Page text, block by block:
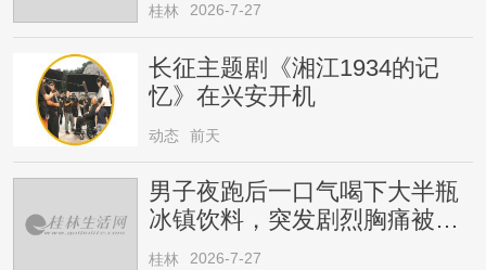
桂林 2026-7-27
长征主题剧《湘江1934的记
忆》在兴安开机
动态 前天
男子夜跑后一口气喝下大半瓶
冰镇饮料，突发剧烈胸痛被送
医！医生提醒→
桂林 2026-7-27